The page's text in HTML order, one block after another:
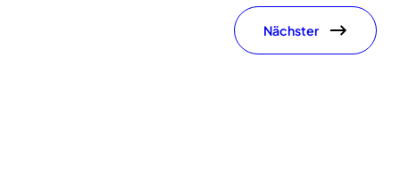
Nächster